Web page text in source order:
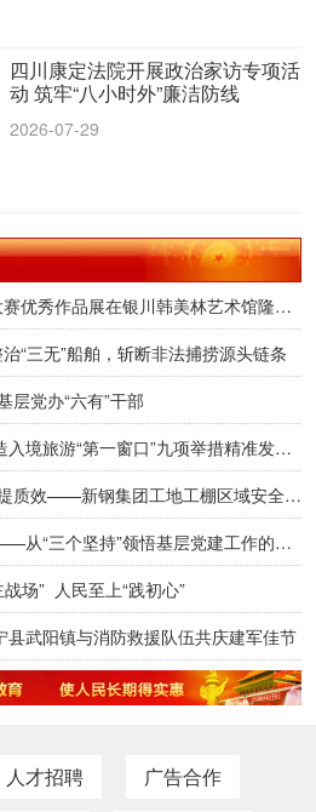
四川康定法院开展政治家访专项活
动 筑牢“八小时外”廉洁防线
2026-07-29
首届“美林杯”青少年绘画大赛优秀作品展在银川韩美林艺术馆隆重开幕
“三无”船舶，斩断非法捕捞源头链条
层党办“六有”干部
胶东国际机场多措并举打造入境旅游“第一窗口”九项举措精准发力，助力青岛建设国际滨海旅游度假胜地
党建引领筑防线 赋能安全提质效——新钢集团工地工棚区域安全管理创新实践研究
把人民放在心中最高位置——从“三个坚持”领悟基层党建工作的为民初心
战场” 人民至上“践初心”
武阳镇与消防救援队伍共庆建军佳节
人才招聘 广告合作